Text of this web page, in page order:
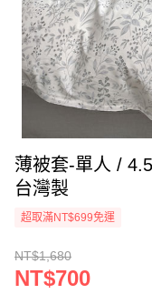
薄被套-單人 /
台灣製
超取滿NT$699免運
NT$1,680
NT$700